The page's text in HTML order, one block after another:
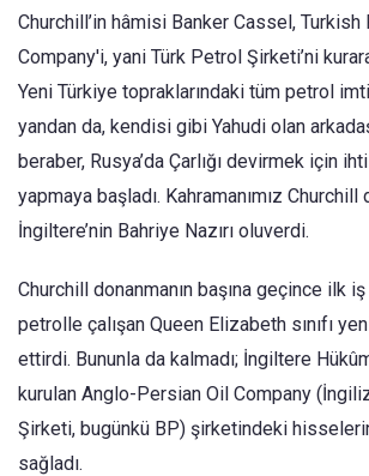
Churchill’in hâmisi Banker Cassel,
Company'i, yani Türk Petrol Şirketi’ni
Yeni Türkiye topraklarındaki tüm petrol
yandan da, kendisi gibi Yahudi olan
beraber, Rusya’da Çarlığı devirmek için
yapmaya başladı. Kahramanımız Churchill
İngiltere’nin Bahriye Nazırı oluverdi.
Churchill donanmanın başına geçince ilk
petrolle çalışan Queen Elizabeth sınıfı
ettirdi. Bununla da kalmadı; İngiltere
kurulan Anglo-Persian Oil Company
Şirketi, bugünkü BP) şirketindeki
sağladı.